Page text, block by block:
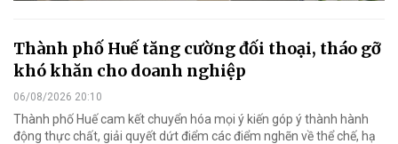
Thành phố Huế tăng cường đối thoại, tháo gỡ
khó khăn cho doanh nghiệp
06/08/2026 20:10
Thành phố Huế cam kết chuyển hóa mọi ý kiến góp ý thành hành
động thực chất, giải quyết dứt điểm các điểm nghẽn về thể chế, hạ